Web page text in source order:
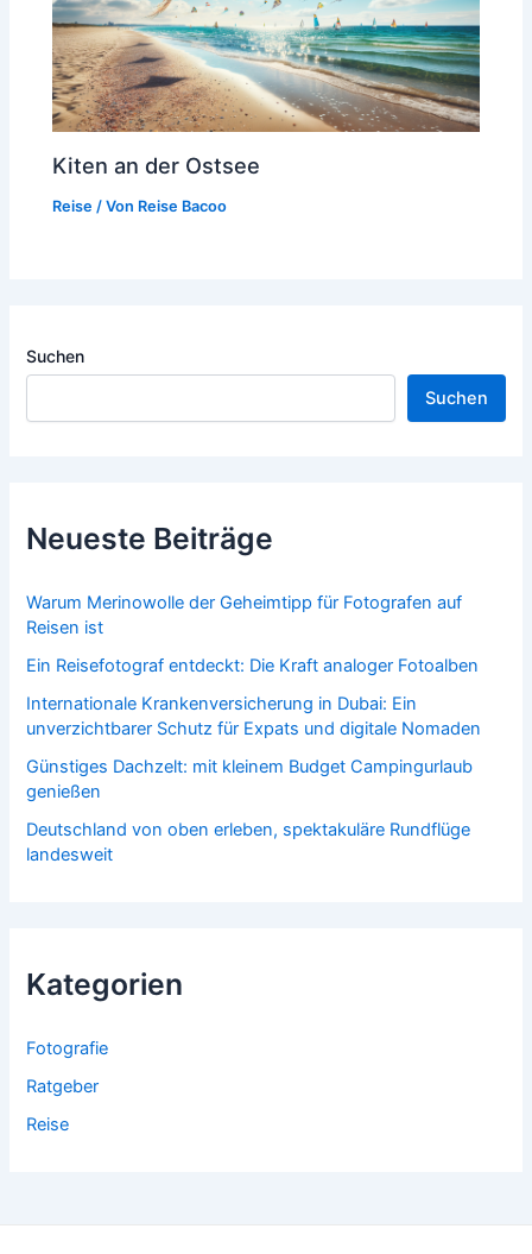
Kiten an der Ostsee
Reise / Von Reise Bacoo
Suchen
Suchen
Neueste Beiträge
Warum Merinowolle der Geheimtipp für Fotografen auf
Reisen ist
Ein Reisefotograf entdeckt: Die Kraft analoger Fotoalben
Internationale Krankenversicherung in Dubai: Ein
unverzichtbarer Schutz für Expats und digitale Nomaden
Günstiges Dachzelt: mit kleinem Budget Campingurlaub
genießen
Deutschland von oben erleben, spektakuläre Rundflüge
landesweit
Kategorien
Fotografie
Ratgeber
Reise